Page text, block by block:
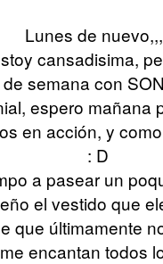
Lunes de
cansadisima,
semana con
espero mañana
en acción, y
: D
a pasear un
el vestido que
que últimamente
encantan todos